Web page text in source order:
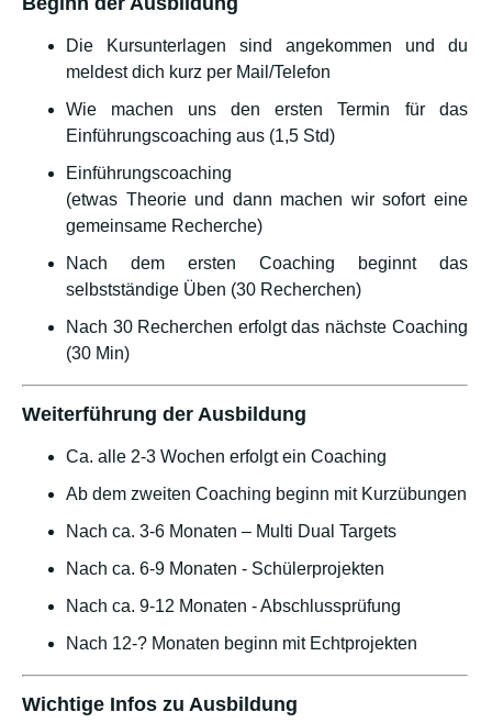
Die Kursunterlagen sind angekommen und du
meldest dich kurz per Mail/Telefon
Wie machen uns den ersten Termin für das
Einführungscoaching aus (1,5 Std)
Einführungscoaching
(etwas Theorie und dann machen wir sofort eine
gemeinsame Recherche)
Nach dem ersten Coaching beginnt das
selbstständige Üben (30 Recherchen)
Nach 30 Recherchen erfolgt das nächste Coaching
(30 Min)
Weiterführung der Ausbildung
Ca. alle 2-3 Wochen erfolgt ein Coaching
Ab dem zweiten Coaching beginn mit Kurzübungen
Nach ca. 3-6 Monaten – Multi Dual Targets
Nach ca. 6-9 Monaten - Schülerprojekten
Nach ca. 9-12 Monaten - Abschlussprüfung
Nach 12-? Monaten beginn mit Echtprojekten
Wichtige Infos zu Ausbildung